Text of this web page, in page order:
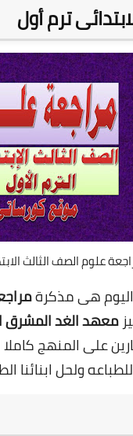
ترم أول
علوم الصف الثالث
اليوم هى مذكرة
معهد الغد المشرق
على المنهج كاملا
للطباعه ولحل ابنائنا